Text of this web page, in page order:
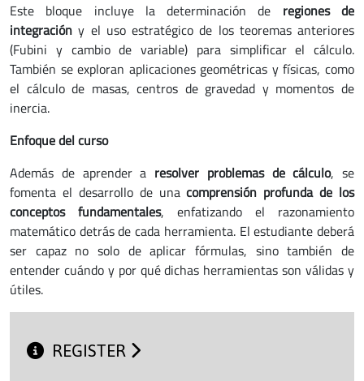
Este bloque incluye la determinación de regiones de
integración y el uso estratégico de los teoremas anteriores
(Fubini y cambio de variable) para simplificar el cálculo.
También se exploran aplicaciones geométricas y físicas, como
el cálculo de masas, centros de gravedad y momentos de
inercia.
Enfoque del curso
Además de aprender a resolver problemas de cálculo, se
fomenta el desarrollo de unacomprensión profunda de los
conceptos fundamentales, enfatizando el razonamiento
matemático detrás de cada herramienta. El estudiante deberá
ser capaz no solo de aplicar fórmulas, sino también de
entender cuándo y por qué dichas herramientas son válidas y
útiles.
REGISTER